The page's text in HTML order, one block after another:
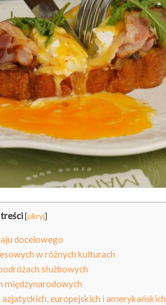
treści [ukryj]
docelowego
w różnych kulturach
służbowych
międzynarodowych
europejskich i amerykańskich